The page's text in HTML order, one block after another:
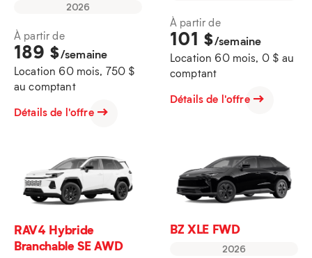
2026
À partir de
189 $/semaine
Location 60 mois, 750 $
au comptant
Détails de l'offre
À partir de
101 $/semaine
Location 60 mois, 0 $ au
comptant
Détails de l'offre
RAV4 Hybride
Branchable SE AWD
BZ XLE FWD
2026